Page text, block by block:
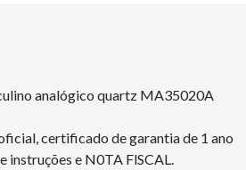
analógico quartz MA35020A
certificado de garantia de 1 ano
instruções e N0TA FlSCAL.